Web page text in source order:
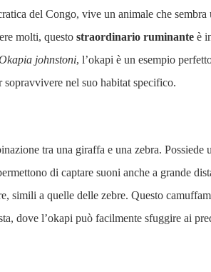
del Congo, vive un animale che
molti, questo straordinario ruminante è
johnstoni, l’okapi è un esempio
nel suo habitat specifico.
tra una giraffa e una zebra. Possiede
di captare suoni anche a grande
simili a quelle delle zebre. Questo
dove l’okapi può facilmente sfuggire ai